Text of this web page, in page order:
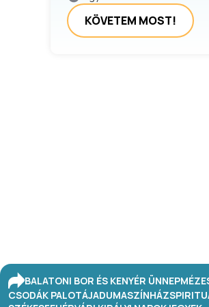
KÖVETEM MOST!
BALATONI BOR ÉS KENYÉR ÜNNEP
CSODÁK PALOTÁJADUMASZÍNHÁZ